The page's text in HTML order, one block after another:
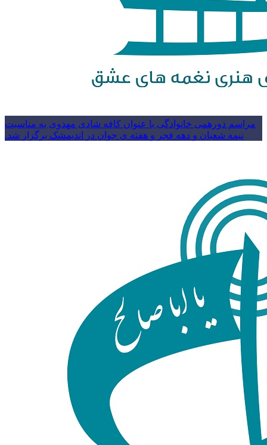
مراسم دورهمی خانوادگی با عنوان کافه شادی مهدوی به مناسبت
نیمه شعبان و دهه فجر و هفته ی جوان در اندیمشک برگزار شد.